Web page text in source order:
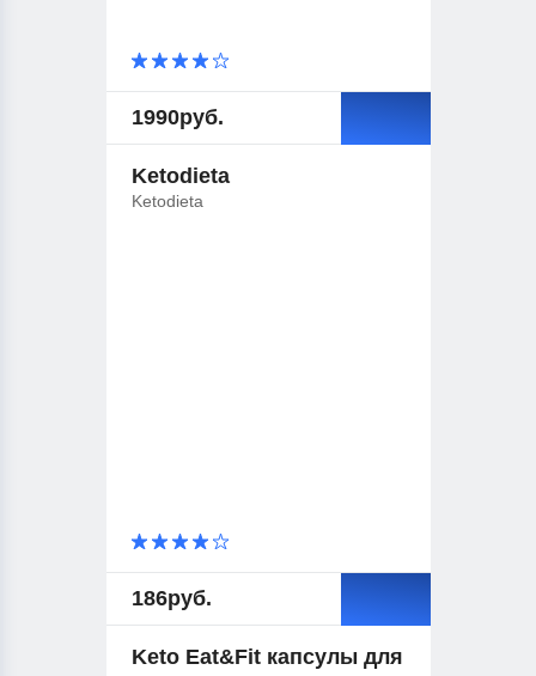
1990руб.
Ketodieta
Ketodieta
186руб.
Keto Eat&Fit капсулы для